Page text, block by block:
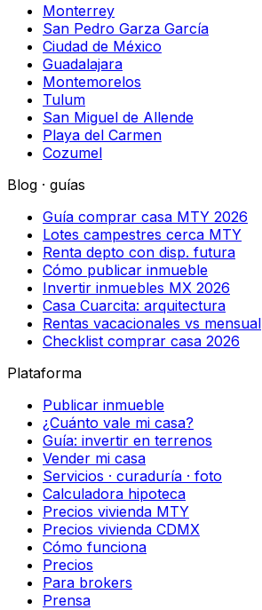
Monterrey
San Pedro Garza García
Ciudad de México
Guadalajara
Montemorelos
Tulum
San Miguel de Allende
Playa del Carmen
Cozumel
Blog · guías
Guía comprar casa MTY 2026
Lotes campestres cerca MTY
Renta depto con disp. futura
Cómo publicar inmueble
Invertir inmuebles MX 2026
Casa Cuarcita: arquitectura
Rentas vacacionales vs mensual
Checklist comprar casa 2026
Plataforma
Publicar inmueble
¿Cuánto vale mi casa?
Guía: invertir en terrenos
Vender mi casa
Servicios · curaduría · foto
Calculadora hipoteca
Precios vivienda MTY
Precios vivienda CDMX
Cómo funciona
Precios
Para brokers
Prensa